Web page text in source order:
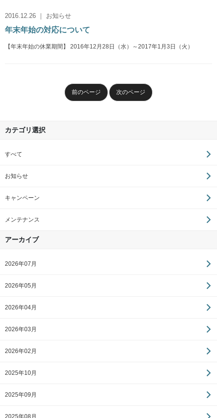
2016.12.26 ｜ お知らせ
年末年始の対応について
【年末年始の休業期間】 2016年12月28日（水）～2017年1月3日（火）
前のページ 次のページ
カテゴリ選択
すべて
お知らせ
キャンペーン
メンテナンス
アーカイブ
2026年07月
2026年05月
2026年04月
2026年03月
2026年02月
2025年10月
2025年09月
2025年08月